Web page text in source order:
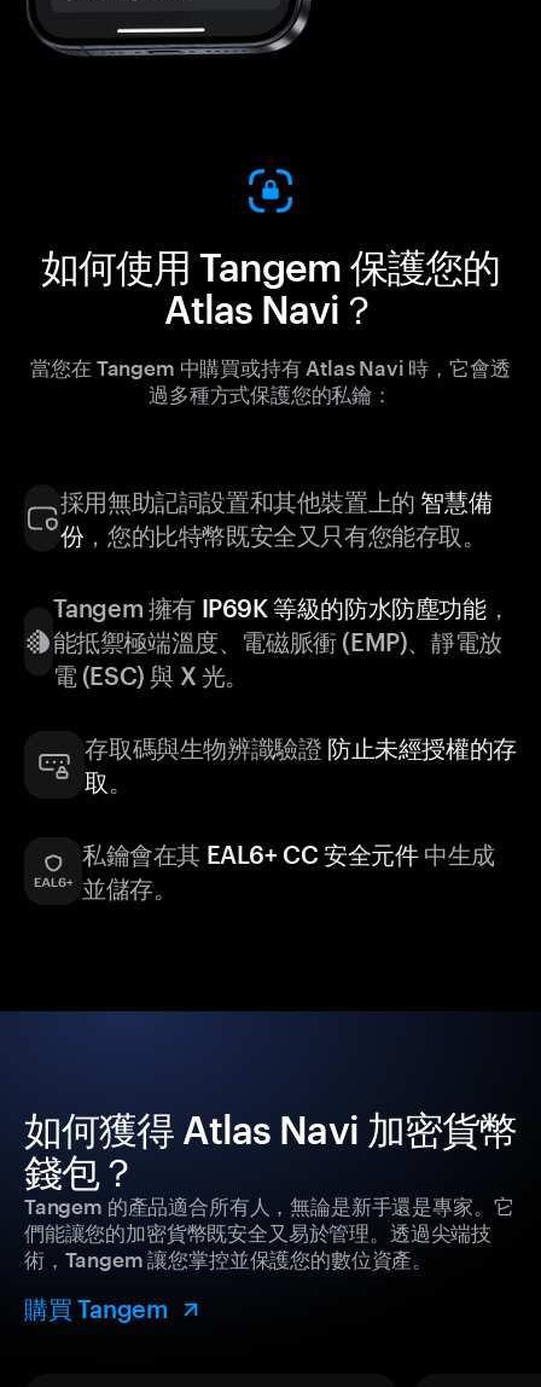
如何使用 Tangem 保護您的
Atlas Navi？
當您在 Tangem 中購買或持有 Atlas Navi 時，它會透
過多種方式保護您的私鑰：
採用無助記詞設置和其他裝置上的 智慧備
份，您的比特幣既安全又只有您能存取。
Tangem 擁有 IP69K 等級的防水防塵功能，
能抵禦極端溫度、電磁脈衝 (EMP)、靜電放
電 (ESC) 與 X 光。
存取碼與生物辨識驗證 防止未經授權的存
取 。
私鑰會在其 EAL6+ CC 安全元件中生成
並儲存。
如何獲得 Atlas Navi 加密貨幣
錢包？
Tangem 的產品適合所有人，無論是新手還是專家。它
們能讓您的加密貨幣既安全又易於管理。透過尖端技
術，Tangem 讓您掌控並保護您的數位資產。
購買 Tangem